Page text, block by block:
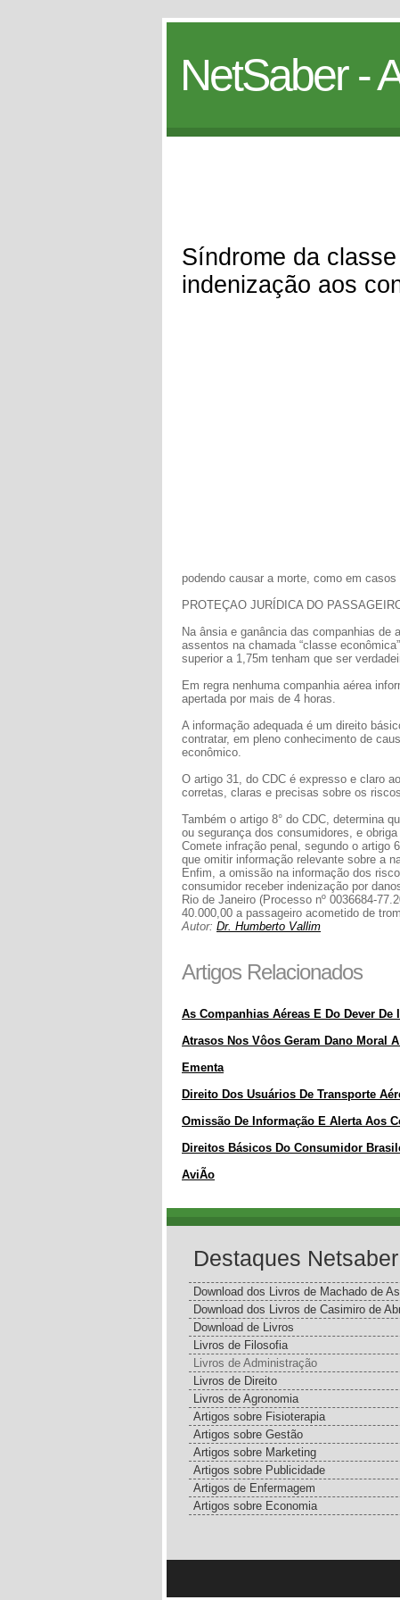
NetSaber -
Síndrome da
indenização aos
podendo causar a morte, como em casos
PROTEÇAO JURÍDICA DO
Na ânsia e ganância das companhias
assentos na chamada “classe
superior a 1,75m tenham que ser
Em regra nenhuma companhia aérea
apertada por mais de 4 horas.
A informação adequada é um direito
contratar, em pleno conhecimento de
econômico.
O artigo 31, do CDC é expresso e claro
corretas, claras e precisas sobre os
Também o artigo 8° do CDC, determina
ou segurança dos consumidores, e
Comete infração penal, segundo o artigo
que omitir informação relevante sobre a
Enfim, a omissão na informação dos
consumidor receber indenização por
Rio de Janeiro (Processo nº 0036684-
40.000,00 a passageiro acometido de
Autor: Dr. Humberto Vallim
Artigos Relacionados
As Companhias Aéreas E Do Dever De
Atrasos Nos Vôos Geram Dano Moral
Ementa
Direito Dos Usuários De Transporte
Omissão De Informação E Alerta Aos
Direitos Básicos Do Consumidor
AviÃo
Destaques Netsaber
Download dos Livros de Machado de
Download dos Livros de Casimiro de
Download de Livros
Livros de Filosofia
Livros de Administração
Livros de Direito
Livros de Agronomia
Artigos sobre Fisioterapia
Artigos sobre Gestão
Artigos sobre Marketing
Artigos sobre Publicidade
Artigos de Enfermagem
Artigos sobre Economia